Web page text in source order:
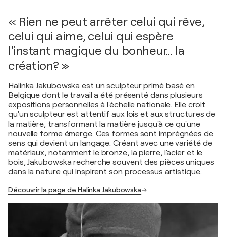
« Rien ne peut arrêter celui qui rêve,
celui qui aime, celui qui espère
l'instant magique du bonheur… la
création? »
Halinka Jakubowska est un sculpteur primé basé en
Belgique dont le travail a été présenté dans plusieurs
expositions personnelles à l'échelle nationale. Elle croit
qu'un sculpteur est attentif aux lois et aux structures de
la matière, transformant la matière jusqu'à ce qu'une
nouvelle forme émerge. Ces formes sont imprégnées de
sens qui devient un langage. Créant avec une variété de
matériaux, notamment le bronze, la pierre, l'acier et le
bois, Jakubowska recherche souvent des pièces uniques
dans la nature qui inspirent son processus artistique.
Découvrir la page de Halinka Jakubowska